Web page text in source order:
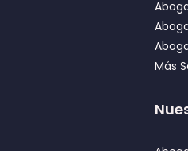
Más